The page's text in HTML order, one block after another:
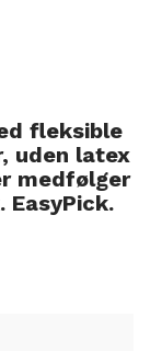
fleksible
uden latex
medfølger